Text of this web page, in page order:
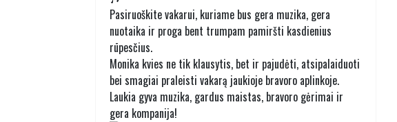
Pasiruoškite vakarui, kuriame bus gera muzika, gera
nuotaika ir proga bent trumpam pamiršti kasdienius
rūpesčius.
Monika kvies ne tik klausytis, bet ir pajudėti, atsipalaiduoti
bei smagiai praleisti vakarą jaukioje bravoro aplinkoje.
Laukia gyva muzika, gardus maistas, bravoro gėrimai ir
gera kompanija!